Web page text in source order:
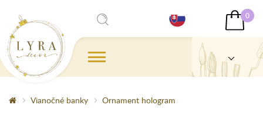
0
Vianočné banky Ornament hologram